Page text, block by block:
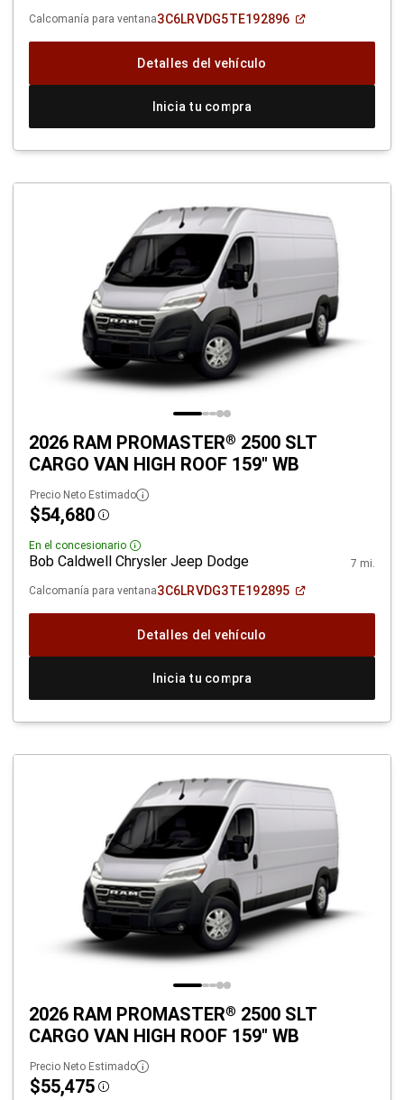
Calcomanía para ventana3C6LRVDG5TE192896
(Abrir
una
Detalles del vehículo
Inicia tu compra
2026 RAM PROMASTER® 2500 SLT
CARGO VAN HIGH ROOF 159" WB
Precio Neto Estimado
$54,680 Disclosure
En el concesionario Disclosure
Bob Caldwell Chrysler Jeep Dodge 7 mi.
Calcomanía para ventana3C6LRVDG3TE192895
(Abrir
una
Detalles del vehículo
Inicia tu compra
2026 RAM PROMASTER® 2500 SLT
CARGO VAN HIGH ROOF 159" WB
Precio Neto Estimado
$55,475 Disclosure